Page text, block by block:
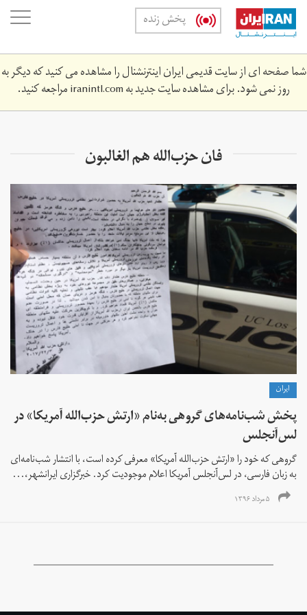
Skip
main
content
پخش زنده
شما صفحه ای از سایت قدیمی ایران اینترنشنال را مشاهده می کنید که دیگر به
روز نمی شود. برای مشاهده سایت جدید بهiranintl.comمراجعه کنید.
فان حزب‌الله هم الغالبون
ايران
پخش شب‌نامه‌های گروهی به‌نام «ارتش حزب‌الله آمریکا» در
لس‌آنجلس
گروهی که خود را «ارتش حزب‌الله آمریکا» معرفی کرده‌ است، با انتشار شب‌نامه‌ای
به زبان فارسی، در لس‌آنجلس آمریکا اعلام موجودیت کرد. خبرگزاری ایرانشهر،...
۵ مرداد ۱۳۹۶